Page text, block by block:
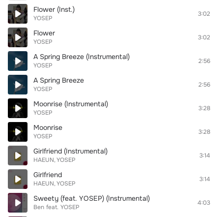
Flower (Inst.)
YOSEP
3:02
Flower
YOSEP
3:02
A Spring Breeze (Instrumental)
YOSEP
2:56
A Spring Breeze
YOSEP
2:56
Moonrise (Instrumental)
YOSEP
3:28
Moonrise
YOSEP
3:28
Girlfriend (Instrumental)
HAEUN YOSEP
3:14
Girlfriend
HAEUN YOSEP
3:14
Sweety (feat. YOSEP) (Instrumental)
Ben feat. YOSEP
4:03